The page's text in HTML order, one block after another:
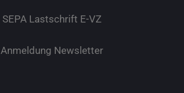
SEPA Lastschrift E-VZ
Anmeldung Newsletter